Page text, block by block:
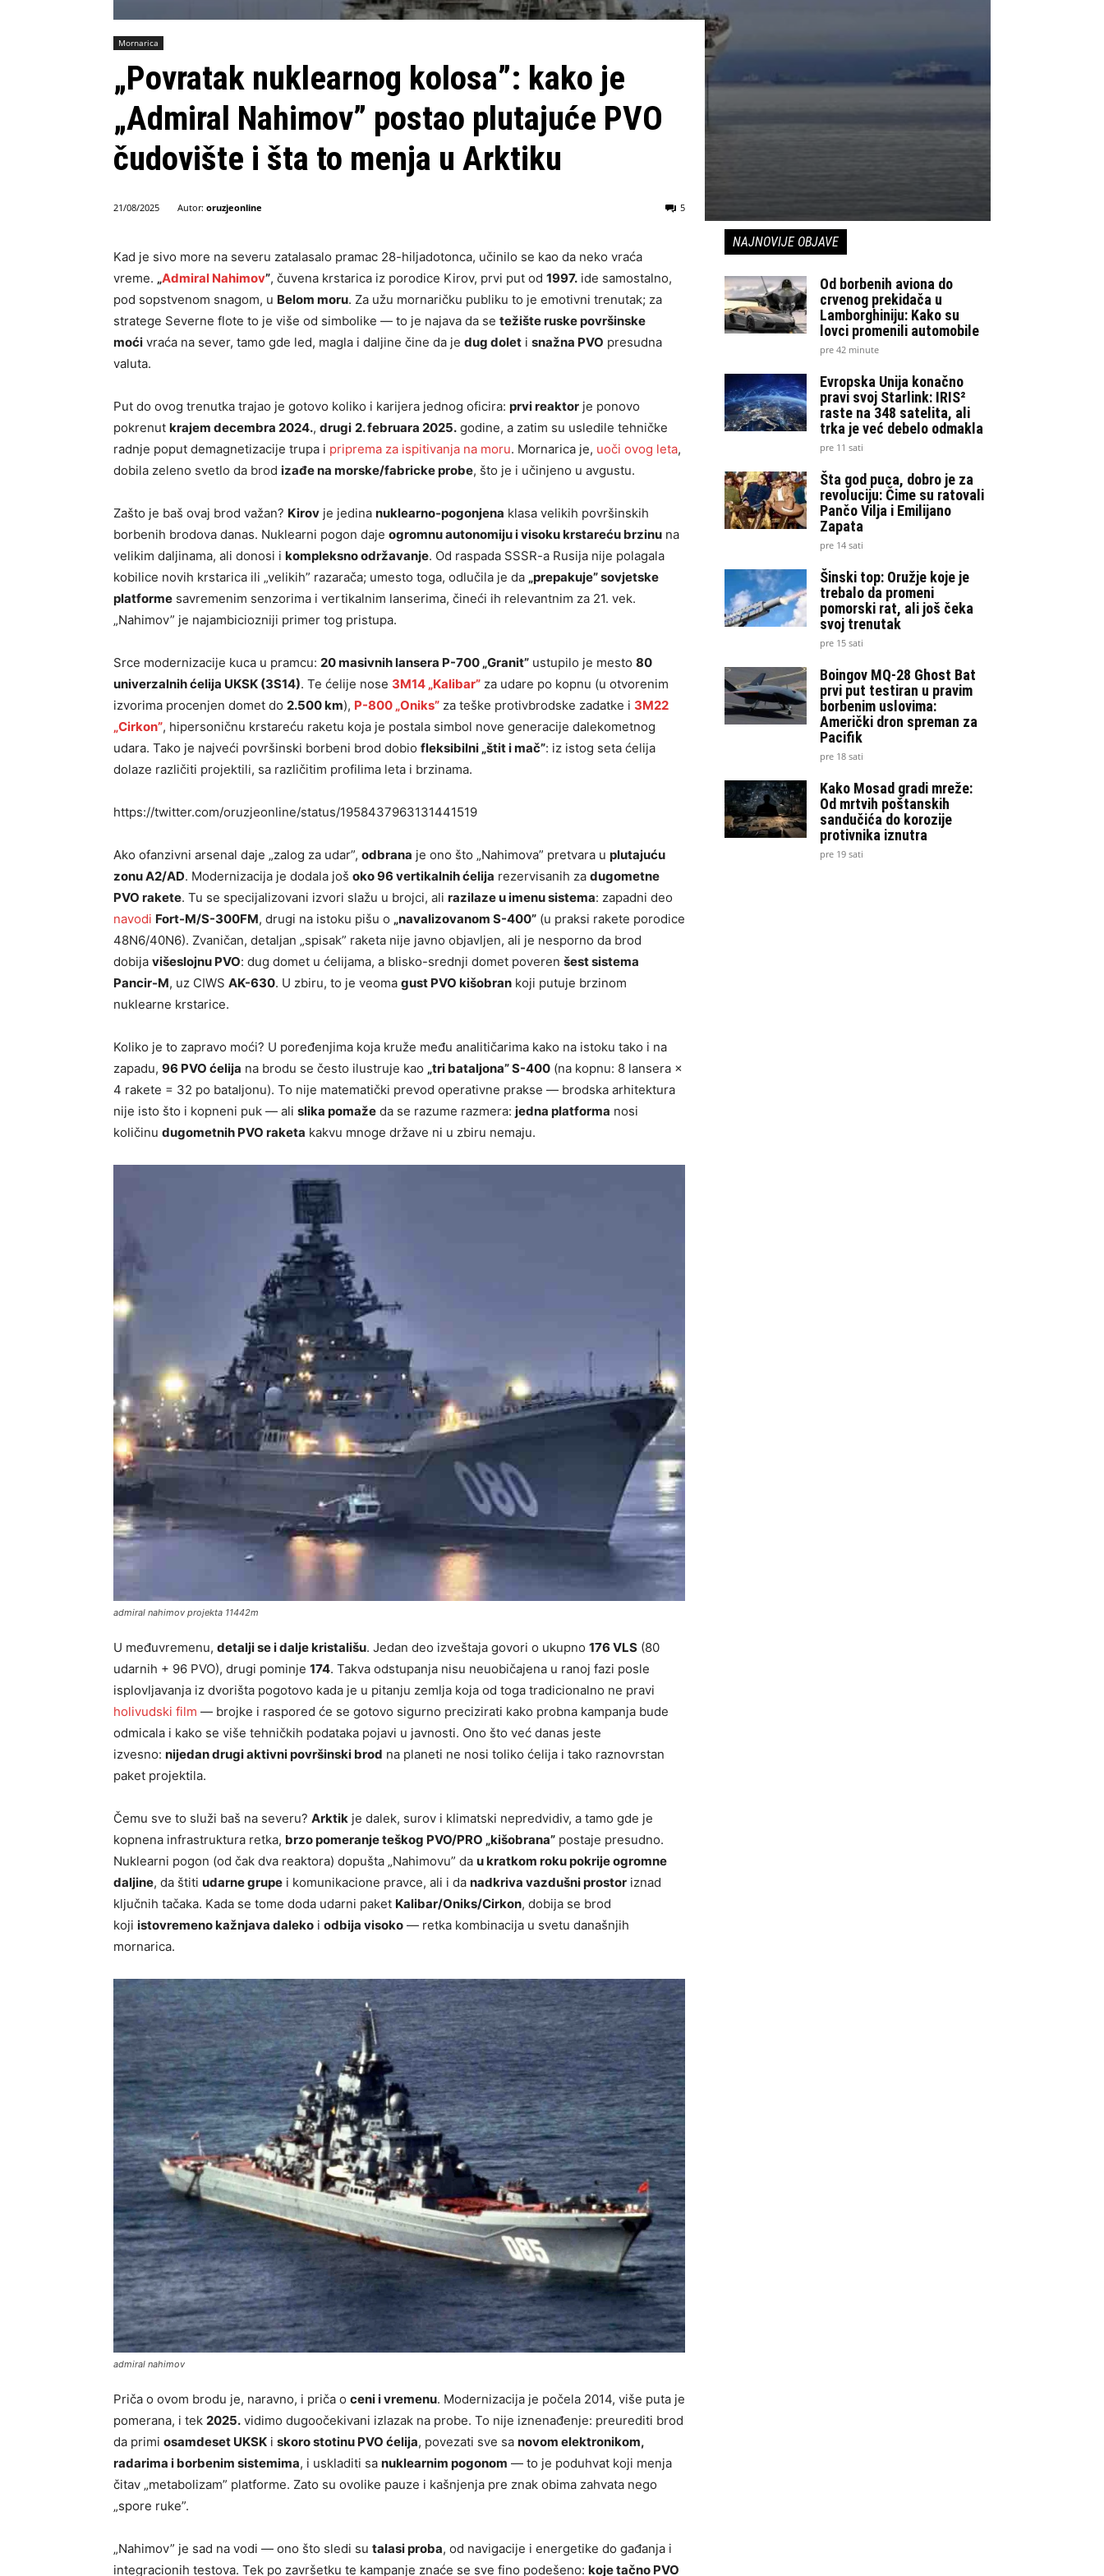
Mornarica
„Povratak nuklearnog kolosa”: kako je
„Admiral Nahimov” postao plutajuće PVO
čudovište i šta to menja u Arktiku
21/08/2025 Autor: oruzjeonline 5
Kad je sivo more na severu zatalasalo pramac 28-hiljadotonca, učinilo se kao da neko vraća
vreme. „Admiral Nahimov”, čuvena krstarica iz porodice Kirov, prvi put od 1997. ide samostalno,
pod sopstvenom snagom, u Belom moru. Za užu mornaričku publiku to je emotivni trenutak; za
stratege Severne flote to je više od simbolike — to je najava da se težište ruske površinske
moći vraća na sever, tamo gde led, magla i daljine čine da je dug dolet i snažna PVO presudna
valuta.
Put do ovog trenutka trajao je gotovo koliko i karijera jednog oficira: prvi reaktor je ponovo
pokrenut krajem decembra 2024., drugi 2. februara 2025. godine, a zatim su usledile tehničke
radnje poput demagnetizacije trupa i priprema za ispitivanja na moru. Mornarica je, uoči ovog leta,
dobila zeleno svetlo da brod izađe na morske/fabricke probe, što je i učinjeno u avgustu.
Zašto je baš ovaj brod važan? Kirov je jedina nuklearno-pogonjena klasa velikih površinskih
borbenih brodova danas. Nuklearni pogon daje ogromnu autonomiju i visoku krstareću brzinu na
velikim daljinama, ali donosi i kompleksno održavanje. Od raspada SSSR-a Rusija nije polagala
kobilice novih krstarica ili „velikih” razarača; umesto toga, odlučila je da „prepakuje” sovjetske
platforme savremenim senzorima i vertikalnim lanserima, čineći ih relevantnim za 21. vek.
„Nahimov” je najambiciozniji primer tog pristupa.
Srce modernizacije kuca u pramcu: 20 masivnih lansera P-700 „Granit” ustupilo je mesto 80
univerzalnih ćelija UKSK (3S14). Te ćelije nose 3M14 „Kalibar” za udare po kopnu (u otvorenim
izvorima procenjen domet do 2.500 km), P-800 „Oniks” za teške protivbrodske zadatke i 3M22
„Cirkon”, hipersoničnu krstareću raketu koja je postala simbol nove generacije dalekometnog
udara. Tako je najveći površinski borbeni brod dobio fleksibilni „štit i mač”: iz istog seta ćelija
dolaze različiti projektili, sa različitim profilima leta i brzinama.
https://twitter.com/oruzjeonline/status/1958437963131441519
Ako ofanzivni arsenal daje „zalog za udar”, odbrana je ono što „Nahimova” pretvara u plutajuću
zonu A2/AD. Modernizacija je dodala još oko 96 vertikalnih ćelija rezervisanih za dugometne
PVO rakete. Tu se specijalizovani izvori slažu u brojci, ali razilaze u imenu sistema: zapadni deo
navodi Fort-M/S-300FM, drugi na istoku pišu o „navalizovanom S-400” (u praksi rakete porodice
48N6/40N6). Zvaničan, detaljan „spisak” raketa nije javno objavljen, ali je nesporno da brod
dobija višeslojnu PVO: dug domet u ćelijama, a blisko-srednji domet poveren šest sistema
Pancir-M, uz CIWS AK-630. U zbiru, to je veoma gust PVO kišobran koji putuje brzinom
nuklearne krstarice.
Koliko je to zapravo moći? U poređenjima koja kruže među analitičarima kako na istoku tako i na
zapadu, 96 PVO ćelija na brodu se često ilustruje kao „tri bataljona” S-400 (na kopnu: 8 lansera ×
4 rakete = 32 po bataljonu). To nije matematički prevod operativne prakse — brodska arhitektura
nije isto što i kopneni puk — ali slika pomaže da se razume razmera: jedna platforma nosi
količinu dugometnih PVO raketa kakvu mnoge države ni u zbiru nemaju.
admiral nahimov projekta 11442m
U međuvremenu, detalji se i dalje kristališu. Jedan deo izveštaja govori o ukupno 176 VLS (80
udarnih + 96 PVO), drugi pominje 174. Takva odstupanja nisu neuobičajena u ranoj fazi posle
isplovljavanja iz dvorišta pogotovo kada je u pitanju zemlja koja od toga tradicionalno ne pravi
holivudski film — brojke i raspored će se gotovo sigurno precizirati kako probna kampanja bude
odmicala i kako se više tehničkih podataka pojavi u javnosti. Ono što već danas jeste
izvesno: nijedan drugi aktivni površinski brod na planeti ne nosi toliko ćelija i tako raznovrstan
paket projektila.
Čemu sve to služi baš na severu? Arktik je dalek, surov i klimatski nepredvidiv, a tamo gde je
kopnena infrastruktura retka, brzo pomeranje teškog PVO/PRO „kišobrana” postaje presudno.
Nuklearni pogon (od čak dva reaktora) dopušta „Nahimovu” da u kratkom roku pokrije ogromne
daljine, da štiti udarne grupe i komunikacione pravce, ali i da nadkriva vazdušni prostor iznad
ključnih tačaka. Kada se tome doda udarni paket Kalibar/Oniks/Cirkon, dobija se brod
koji istovremeno kažnjava daleko i odbija visoko — retka kombinacija u svetu današnjih
mornarica.
admiral nahimov
Priča o ovom brodu je, naravno, i priča o ceni i vremenu. Modernizacija je počela 2014, više puta je
pomerana, i tek 2025. vidimo dugoočekivani izlazak na probe. To nije iznenađenje: preurediti brod
da primi osamdeset UKSK i skoro stotinu PVO ćelija, povezati sve sa novom elektronikom,
radarima i borbenim sistemima, i uskladiti sa nuklearnim pogonom — to je poduhvat koji menja
čitav „metabolizam” platforme. Zato su ovolike pauze i kašnjenja pre znak obima zahvata nego
„spore ruke”.
„Nahimov” je sad na vodi — ono što sledi su talasi proba, od navigacije i energetike do gađanja i
integracionih testova. Tek po završetku te kampanje znaće se sve fino podešeno: koje tačno PVO
NAJNOVIJE OBJAVE
Od borbenih aviona do
crvenog prekidača u
Lamborghiniju: Kako su
lovci promenili automobile
pre 42 minute
Evropska Unija konačno
pravi svoj Starlink: IRIS²
raste na 348 satelita, ali
trka je već debelo odmakla
pre 11 sati
Šta god puca, dobro je za
revoluciju: Čime su ratovali
Pančo Vilja i Emilijano
Zapata
pre 14 sati
Šinski top: Oružje koje je
trebalo da promeni
pomorski rat, ali još čeka
svoj trenutak
pre 15 sati
Boingov MQ-28 Ghost Bat
prvi put testiran u pravim
borbenim uslovima:
Američki dron spreman za
Pacifik
pre 18 sati
Kako Mosad gradi mreže:
Od mrtvih poštanskih
sandučića do korozije
protivnika iznutra
pre 19 sati